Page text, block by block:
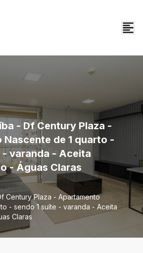
- Df Century Plaza -
de 1 quarto -
- varanda - Aceita
- Águas Claras
Century Plaza - Apartamento
- sendo 1 suíte - varanda - Aceita
Claras